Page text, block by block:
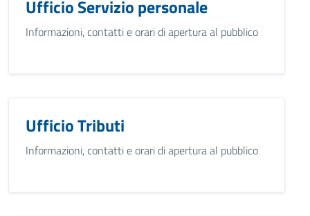
Ufficio Servizio personale
Informazioni, contatti e orari di apertura al pubblico
Ufficio Tributi
Informazioni, contatti e orari di apertura al pubblico